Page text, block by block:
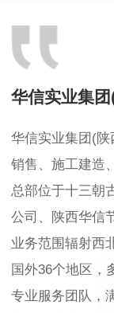
华信实业集
华信实业集团(
销售、施工建造
总部位于十三朝
公司、陕西华信
业务范围辐射西
国外36个地区，
专业服务团队